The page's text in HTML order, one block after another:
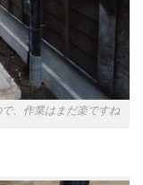
、作業はまだ楽ですね